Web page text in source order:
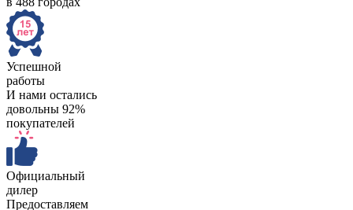
Успешной
работы
И нами остались
довольны 92%
покупателей
Официальный
дилер
Предоставляем